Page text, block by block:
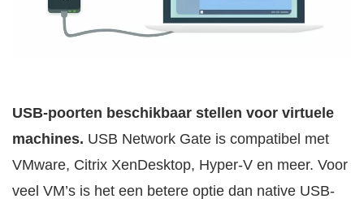
USB-poorten beschikbaar stellen voor virtuele
machines. USB Network Gate is compatibel met
VMware, Citrix XenDesktop, Hyper-V en meer. Voor
veel VM’s is het een betere optie dan native USB-